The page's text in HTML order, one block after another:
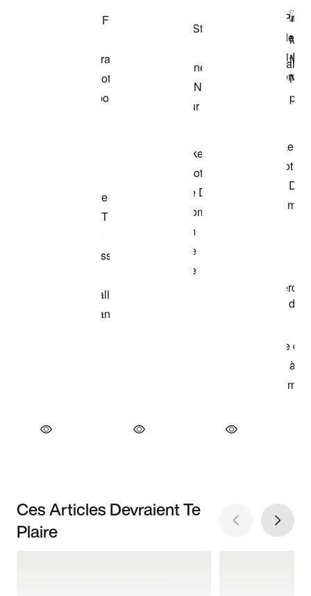
Ces Articles Devraient Te
Plaire